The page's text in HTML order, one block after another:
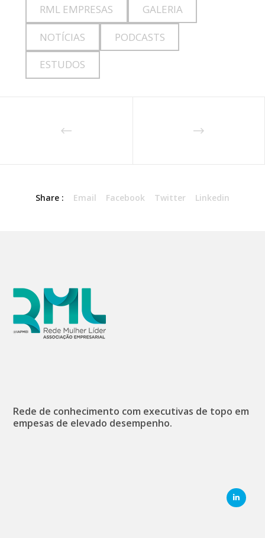
RML EMPRESAS GALERIA
NOTÍCIAS PODCASTS
ESTUDOS
Share : Email Facebook Twitter Linkedin
Rede de conhecimento com executivas de topo em
empesas de elevado desempenho.